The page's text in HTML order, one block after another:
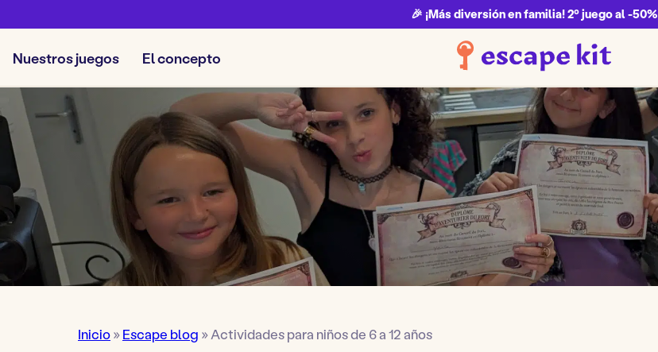
🎉 ¡Más diversión en familia! 2º juego al -50%
Nuestros juegos El concepto
Inicio»Escape blog »Actividades para niños de 6 a 12 años